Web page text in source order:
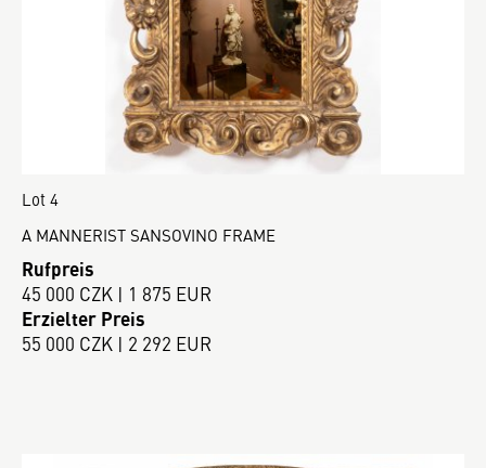
Lot 4
A MANNERIST SANSOVINO FRAME
Rufpreis
45 000 CZK | 1 875 EUR
Erzielter Preis
55 000 CZK | 2 292 EUR